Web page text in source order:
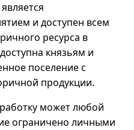
и доступен всем
ресурса в
князьям и
поселение с
продукции.
может любой
ограничено личными